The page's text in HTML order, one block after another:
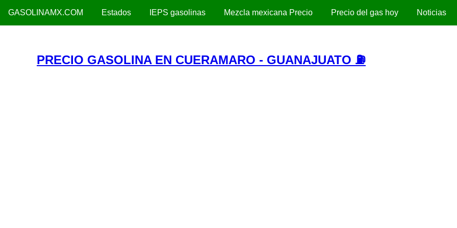
GASOLINAMX.COM Estados IEPS gasolinas Mezcla mexicana Precio Precio del gas hoy Noticias
PRECIO GASOLINA EN CUERAMARO - GUANAJUATO ⛽